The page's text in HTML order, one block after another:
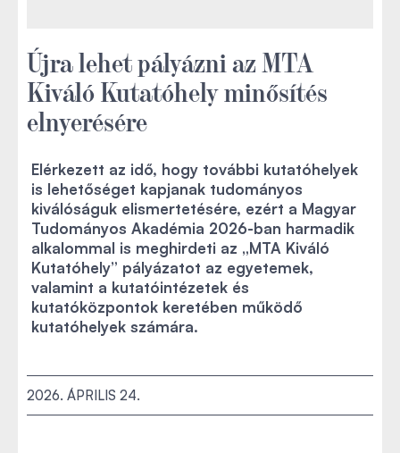
Újra lehet pályázni az MTA
Kiváló Kutatóhely minősítés
elnyerésére
Elérkezett az idő, hogy további kutatóhelyek
is lehetőséget kapjanak tudományos
kiválóságuk elismertetésére, ezért a Magyar
Tudományos Akadémia 2026-ban harmadik
alkalommal is meghirdeti az „MTA Kiváló
Kutatóhely” pályázatot az egyetemek,
valamint a kutatóintézetek és
kutatóközpontok keretében működő
kutatóhelyek számára.
2026. ÁPRILIS 24.